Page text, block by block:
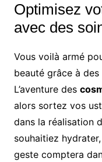
Optimisez
avec des
Vous voilà armé
beauté grâce à
L’aventure des
alors sortez vos
dans la réalisation
souhaitiez
geste comptera